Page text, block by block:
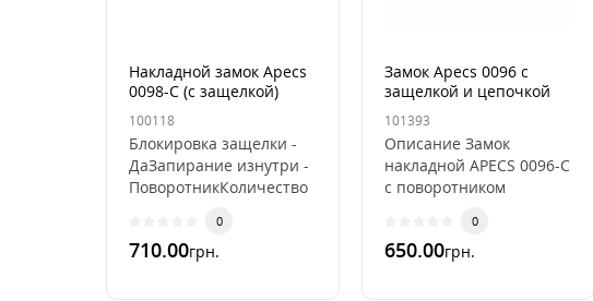
Накладной замок Apecs
0098-С (с защелкой)
100118
Блокировка защелки -
ДаЗапирание изнутри -
ПоворотникКоличество
- Гальваническое
покрытиеТип цилин..
0
710.00грн.
Замок Apecs 0096 с
защелкой и цепочкой
101393
Описание Замок
накладной APECS 0096-C
с поворотником
классическая Способ
запирания изнутри:
0
650.00грн.